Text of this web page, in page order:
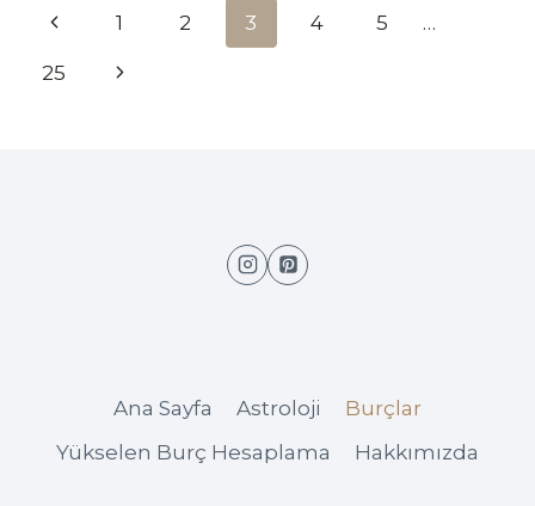
KISKANIYORLAR
Page
navigation
Previous
Page
1 2 3 4 5 …
25
Sonraki
Ana Sayfa Astroloji
Burçlar
Yükselen Burç Hesaplama
Hakkımızda